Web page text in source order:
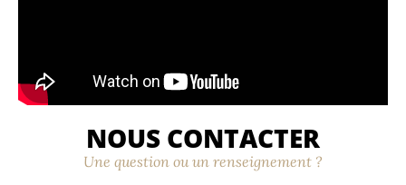
NOUS CONTACTER
Une question ou un renseignement ?